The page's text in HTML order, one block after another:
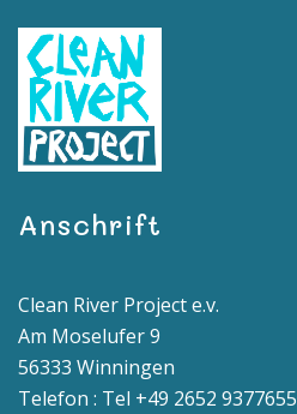
Anschrift
Clean River Project e.v.
Am Moselufer 9
56333 Winningen
Telefon : Tel +49 2652 9377655